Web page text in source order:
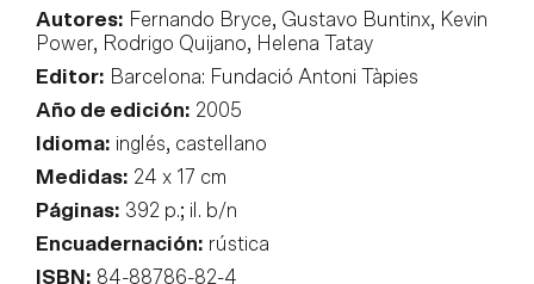
Autores: Fernando Bryce, Gustavo Buntinx, Kevin
Power, Rodrigo Quijano, Helena Tatay
Editor: Barcelona: Fundació Antoni Tàpies
Año de edición: 2005
Idioma: inglés, castellano
Medidas: 24 x 17 cm
Páginas: 392 p.; il. b/n
Encuadernación: rústica
ISBN: 84-88786-82-4